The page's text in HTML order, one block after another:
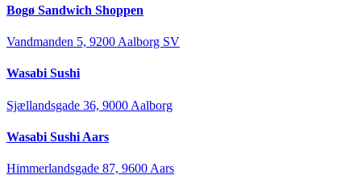
Bogø Sandwich Shoppen
Vandmanden 5, 9200 Aalborg SV
Wasabi Sushi
Sjællandsgade 36, 9000 Aalborg
Wasabi Sushi Aars
Himmerlandsgade 87, 9600 Aars